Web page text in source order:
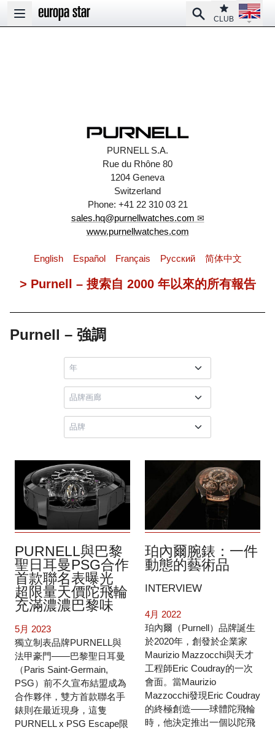
Open main menu
SearchClub
CLUB
Open
PURNELL S.A.
Rue du Rhône 80
1204 Geneva
Switzerland
Phone: +41 22 310 03 21
sales.hq@purnellwatches.com
www.purnellwatches.com
English Español Français Pусский 简体中文
> Purnell – 搜索自 2000 年以來的所有報告
Purnell – 強調
PURNELL與巴黎
聖日耳曼PSG合作
首款聯名表曝光
超限量天價陀飛輪
充滿濃濃巴黎味
5月 2023
獨立制表品牌PURNELL與
法甲豪門——巴黎聖日耳曼
（Paris Saint-Germain,
PSG）前不久宣布結盟成為
合作夥伴，雙方首款聯名手
錶則在最近現身，這隻
PURNELL x PSG Escape限
珀內爾腕錶：一件
動態的藝術品
INTERVIEW
4月 2022
珀內爾（Purnell）品牌誕生
於2020年，創發於企業家
Maurizio Mazzocchi與天才
工程師Eric Coudray的一次
會面。當Maurizio
Mazzocchi發現Eric Coudray
的終極創造——球體陀飛輪
時，他決定推出一個以陀飛